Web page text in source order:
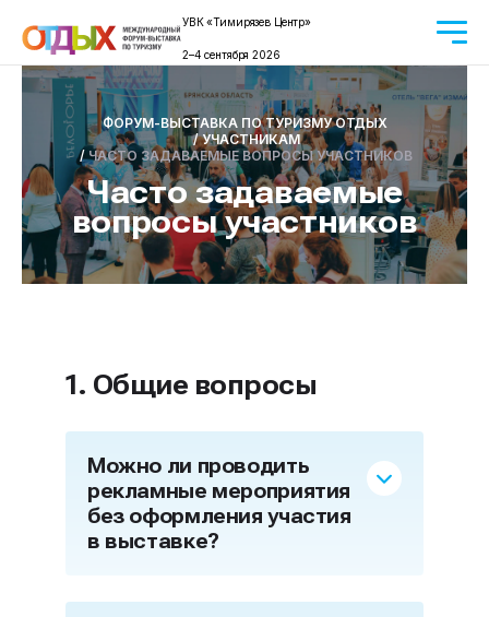
УВК «Тимирязев Центр»
2–4 сентября 2026
ФОРУМ-ВЫСТАВКА ПО ТУРИЗМУ ОТДЫХ
/УЧАСТНИКАМ
/ЧАСТО ЗАДАВАЕМЫЕ ВОПРОСЫ УЧАСТНИКОВ
Часто задаваемые
вопросы участников
1. Общие вопросы
Можно ли проводить
рекламные мероприятия
без оформления участия
в выставке?